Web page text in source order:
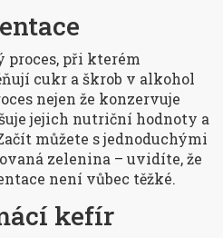
proces, při kterém
cukr a škrob v alkohol
nejen že konzervuje
jejich nutriční hodnoty a
můžete s jednoduchými
zelenina – uvidíte, že
není vůbec těžké.
kefír